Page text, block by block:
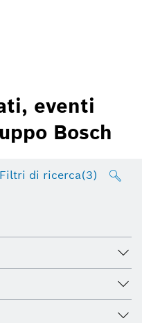
eventi
Bosch
Filtri di ricerca(3)